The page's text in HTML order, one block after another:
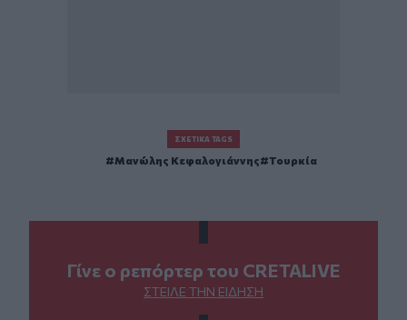
ΣΧΕΤΙΚΆ TAGS
Μανώλης Κεφαλογιάννης Τουρκία
Γίνε ο ρεπόρτερ του CRETALIVE
ΣΤΕΊΛΕ ΤΗΝ ΕΊΔΗΣΗ